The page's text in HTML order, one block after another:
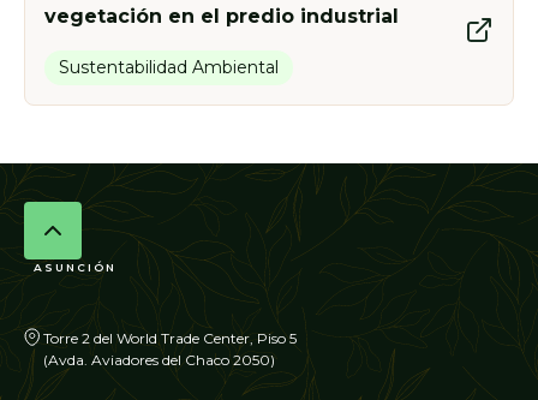
vegetación en el predio industrial
Sustentabilidad Ambiental
ASUNCIÓN
Torre 2 del World Trade Center, Piso 5
(Avda. Aviadores del Chaco 2050)